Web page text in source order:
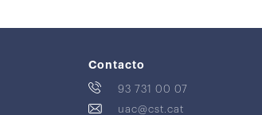
Contacto
93 731 00 07
uac@cst.cat